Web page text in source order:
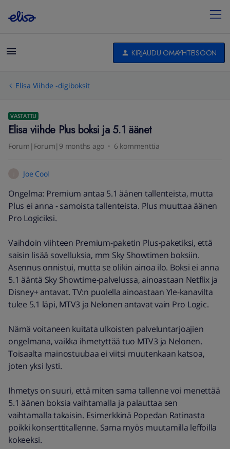
KIRJAUDU OMAYHTEISÖÖN
Elisa Viihde -digiboksit
VASTATTU
Elisa viihde Plus boksi ja 5.1 äänet
Forum|Forum|9 months ago 6 kommenttia
Joe Cool
Ongelma: Premium antaa 5.1 äänen tallenteista, mutta
Plus ei anna - samoista tallenteista. Plus muuttaa äänen
Pro Logiciksi.
Vaihdoin viihteen Premium-paketin Plus-paketiksi, että
saisin lisää sovelluksia, mm Sky Showtimen boksiin.
Asennus onnistui, mutta se olikin ainoa ilo. Boksi ei anna
5.1 ääntä Sky Showtime-palvelussa, ainoastaan Netflix ja
Disney+ antavat. TV:n puolella ainoastaan Yle-kanavilta
tulee 5.1 läpi, MTV3 ja Nelonen antavat vain Pro Logic.
Nämä voitaneen kuitata ulkoisten palveluntarjoajien
ongelmana, vaikka ihmetyttää tuo MTV3 ja Nelonen.
Toisaalta mainostuubaa ei viitsi muutenkaan katsoa,
joten yksi lysti.
Ihmetys on suuri, että miten sama tallenne voi menettää
5.1 äänen boksia vaihtamalla ja palauttaa sen
vaihtamalla takaisin. Esimerkkinä Popedan Ratinasta
poikki konserttitallenne. Sama myös muutamilla leffoilla
kokeeksi.